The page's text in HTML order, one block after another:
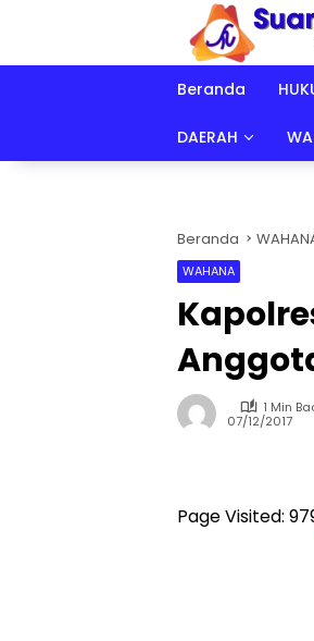
Beranda
DAERAH
Beranda
WAHANA
1 Min
07/12/2017
Page Visited: